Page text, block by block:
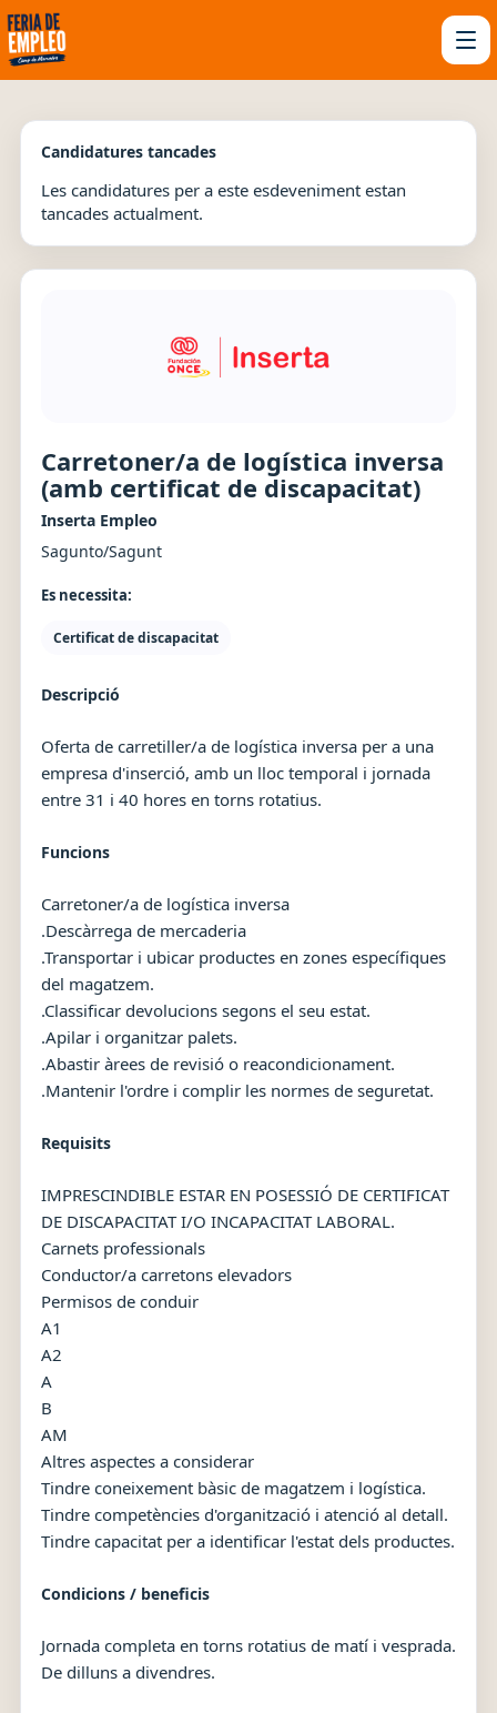
Candidatures tancades
Les candidatures per a este esdeveniment estan
tancades actualment.
Carretoner/a de logística inversa
(amb certificat de discapacitat)
Inserta Empleo
Sagunto/Sagunt
Es necessita:
Certificat de discapacitat
Descripció
Oferta de carretiller/a de logística inversa per a una
empresa d'inserció, amb un lloc temporal i jornada
entre 31 i 40 hores en torns rotatius.
Funcions
Carretoner/a de logística inversa
.Descàrrega de mercaderia
.Transportar i ubicar productes en zones específiques
del magatzem.
.Classificar devolucions segons el seu estat.
.Apilar i organitzar palets.
.Abastir àrees de revisió o reacondicionament.
.Mantenir l'ordre i complir les normes de seguretat.
Requisits
IMPRESCINDIBLE ESTAR EN POSESSIÓ DE CERTIFICAT
DE DISCAPACITAT I/O INCAPACITAT LABORAL.
Carnets professionals
Conductor/a carretons elevadors
Permisos de conduir
A1
A2
A
B
AM
Altres aspectes a considerar
Tindre coneixement bàsic de magatzem i logística.
Tindre competències d'organització i atenció al detall.
Tindre capacitat per a identificar l'estat dels productes.
Condicions / beneficis
Jornada completa en torns rotatius de matí i vesprada.
De dilluns a divendres.